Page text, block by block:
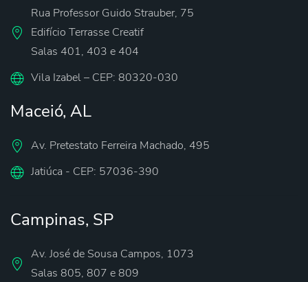
Rua Professor Guido Strauber, 75
Edifício Terrasse Creatif
Salas 401, 403 e 404
Vila Izabel – CEP: 80320-030
Maceió, AL
Av. Pretestato Ferreira Machado, 495
Jatiúca - CEP: 57036-390
Campinas, SP
Av. José de Sousa Campos, 1073
Salas 805, 807 e 809